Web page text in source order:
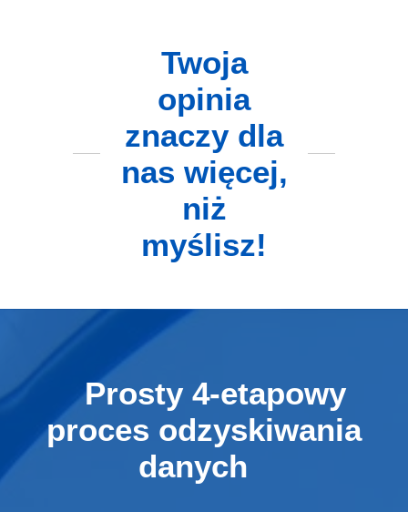
Twoja
opinia
znaczy dla
nas więcej,
niż
myślisz!
Prosty 4-etapowy
proces odzyskiwania
danych